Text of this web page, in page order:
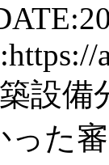
設
った